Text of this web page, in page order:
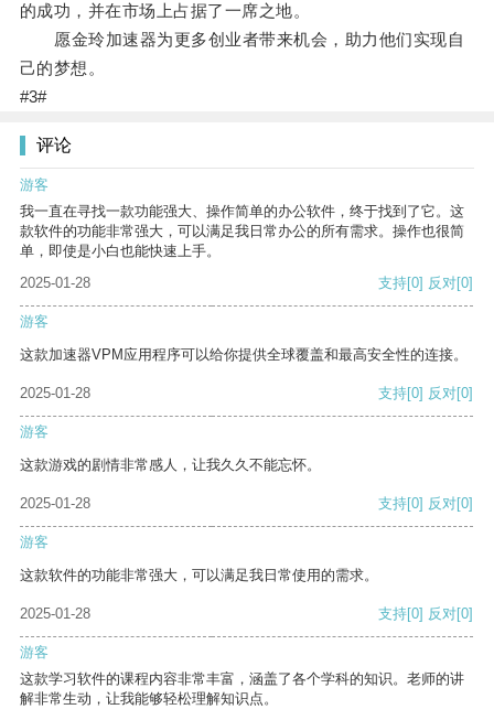
的成功，并在市场上占据了一席之地。
愿金玲加速器为更多创业者带来机会，助力他们实现自
己的梦想。
#3#
评论
游客
我一直在寻找一款功能强大、操作简单的办公软件，终于找到了它。这
款软件的功能非常强大，可以满足我日常办公的所有需求。操作也很简
单，即使是小白也能快速上手。
2025-01-28
支持[0] 反对[0]
游客
这款加速器VPM应用程序可以给你提供全球覆盖和最高安全性的连接。
2025-01-28 支持[0] 反对[0]
游客
这款游戏的剧情非常感人，让我久久不能忘怀。
2025-01-28 支持[0] 反对[0]
游客
这款软件的功能非常强大，可以满足我日常使用的需求。
2025-01-28 支持[0] 反对[0]
游客
这款学习软件的课程内容非常丰富，涵盖了各个学科的知识。老师的讲
解非常生动，让我能够轻松理解知识点。